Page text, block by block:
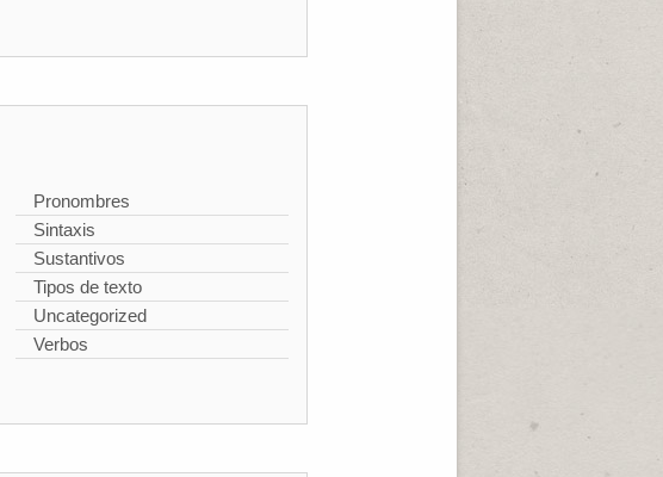
Pronombres
Sintaxis
Sustantivos
Tipos de texto
Uncategorized
Verbos